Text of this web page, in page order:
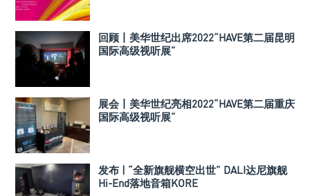
回顾丨美华世纪出席2022“HAVE第二届昆明
国际高级视听展”
展会丨美华世纪亮相2022“HAVE第二届重庆
国际高级视听展”
发布 | “全新旗舰横空出世” DALI达尼旗舰
Hi-End落地音箱KORE